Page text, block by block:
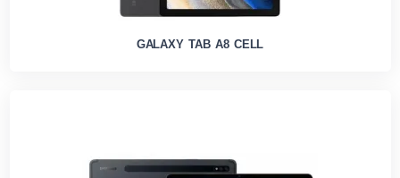
GALAXY TAB A8 CELL